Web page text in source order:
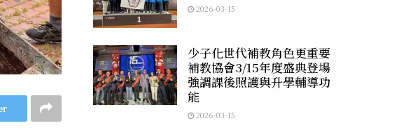
2026-03-15
少子化世代補教角色更重要
補教協會3/15年度盛典登場
強調課後照護與升學輔導功
能
2026-03-15